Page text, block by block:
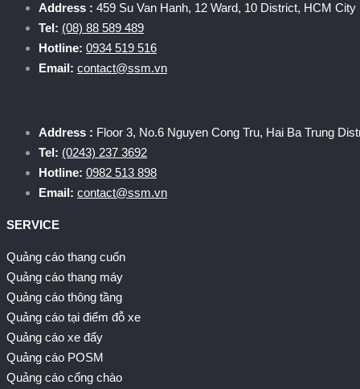
Address : 459 Su Van Hanh, 12 Ward, 10 District, HCM City
Tel: (08) 88 589 489
Hotline: 0934 519 516
Email: contact@ssm.vn
Address : Floor 3, No.6 Nguyen Cong Tru, Hai Ba Trung
Tel: (0243) 237 3692
Hotline: 0982 513 898
Email: contact@ssm.vn
SERVICE
Quảng cáo thang cuốn
Quảng cáo thang máy
Quảng cáo thông tầng
Quảng cáo tại điểm đỗ xe
Quảng cáo xe đẩy
Quảng cáo POSM
Quảng cáo cổng chào